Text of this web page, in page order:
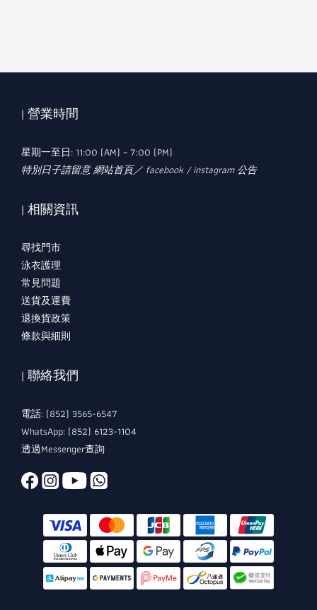
| 營業時間
星期一至日: 11:00 (AM) ~ 7:00 (PM)
特別日子請留意 網站首頁／ facebook / instagram 公告
| 相關資訊
尋找門市
泳衣護理
常見問題
送貨及運費
退換貨政策
條款與細則
| 聯絡我們
電話: (852) 3565-6547
WhatsApp: (852) 6123-1104
透過Messenger查詢